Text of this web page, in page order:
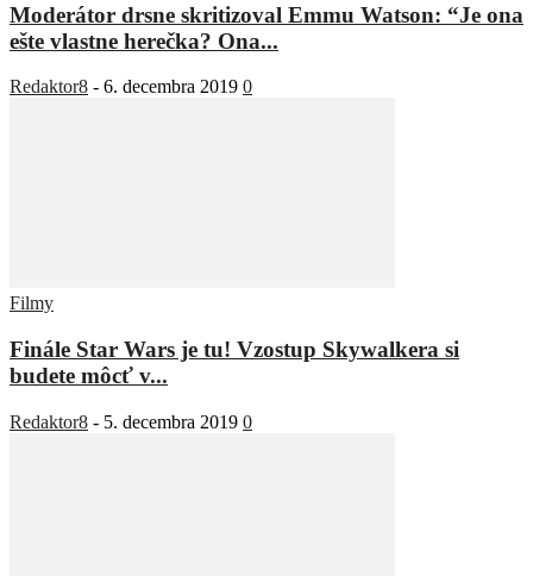
Moderátor drsne skritizoval Emmu Watson: “Je ona
ešte vlastne herečka? Ona...
Redaktor8 - 6. decembra 2019 0
Filmy
Finále Star Wars je tu! Vzostup Skywalkera si
budete môcť v...
Redaktor8 - 5. decembra 2019 0